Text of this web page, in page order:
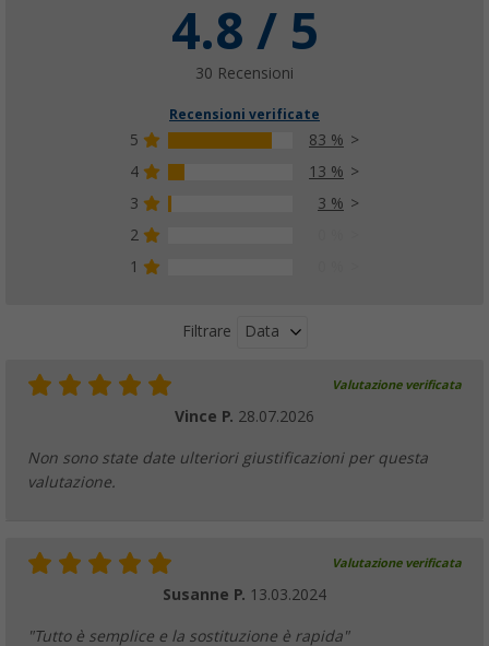
4.8 / 5
30 Recensioni
Recensioni verificate
5
83 %
4
13 %
3
3 %
2
1
Filtrare Data
Valutazione verificata
Vince P. 28.07.2026
Non sono state date ulteriori giustificazioni per questa
valutazione.
Valutazione verificata
Susanne P. 13.03.2024
"Tutto è semplice e la sostituzione è rapida"